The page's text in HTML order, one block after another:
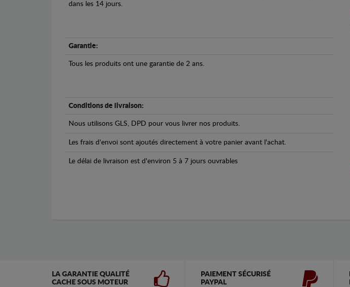
dans les 14 jours.
Garantie:
Tous les produits ont une garantie de 2 ans.
Conditions de livraison:
Nous utilisons GLS, DPD pour vous livrer nos produits.
Les frais d'envoi sont ajoutés directement à votre panier avant l'achat.
Le délai de livraison est d'environ 5 à 7 jours ouvrables
LA GARANTIE QUALITÉ
CACHE SOUS MOTEUR
PAIEMENT SÉCURISÉ
PAYPAL